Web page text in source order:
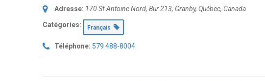
Adresse: 170 St-Antoine Nord, Bur 213, Granby, Québec, Canada
Catégories: Français
Téléphone: 579 488-8004